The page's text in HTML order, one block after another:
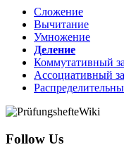
Сложение
Вычитание
Умножение
Деление
Коммутативный
Ассоциативный
Follow Us